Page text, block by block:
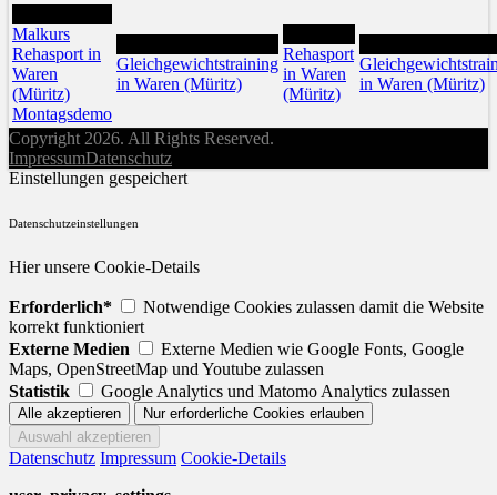
Malkurs
Rehasport in
Waren
(Müritz)
Montagsdemo
Gleichgewichtstraining
in Waren (Müritz)
Rehasport
in Waren
(Müritz)
in Waren (Müritz)
Copyright 2026. All Rights Reserved.
ImpressumDatenschutz
Einstellungen gespeichert
Datenschutzeinstellungen
Hier unsere Cookie-Details
Erforderlich*
Notwendige Cookies zulassen damit die Website
korrekt funktioniert
Externe Medien
Externe Medien wie Google Fonts, Google
Maps, OpenStreetMap und Youtube zulassen
Statistik
Google Analytics und Matomo Analytics zulassen
Datenschutz Impressum Cookie-Details